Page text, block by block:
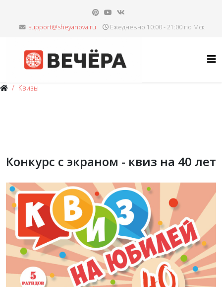
Ежедневно 10:00 - 21:00 по Мск
Квизы
Конкурс с экраном - квиз на 40 лет